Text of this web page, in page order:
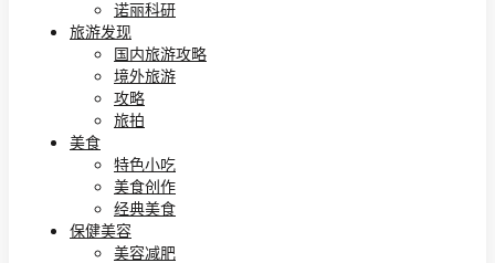
诺丽科研
旅游发现
国内旅游攻略
境外旅游
攻略
旅拍
美食
特色小吃
美食创作
经典美食
保健美容
美容减肥